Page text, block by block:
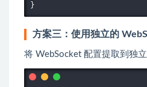
}
方案三：使用独立的
将 WebSocket 配置提取到独